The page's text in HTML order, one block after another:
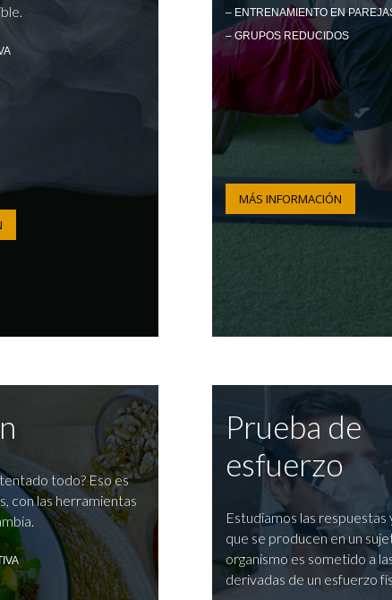
– ENTRENAMIENTO EN
– GRUPOS REDUCIDOS
MÁS INFORMACIÓN
todo? Eso es
con las herramientas
Prueba de
esfuerzo
Estudiamos las respuestas
que se producen en un
organismo es sometido a
derivadas de un esfuerzo